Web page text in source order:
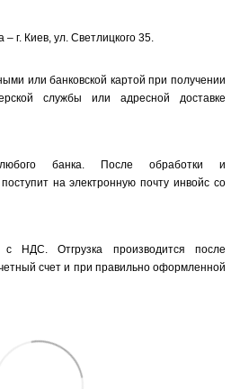
г. Киев, ул. Светлицкого 35.
или банковской картой при получении
службы или адресной доставке
банка. После обработки и
на электронную почту инвойс со
НДС. Отгрузка производится после
счет и при правильно оформленной